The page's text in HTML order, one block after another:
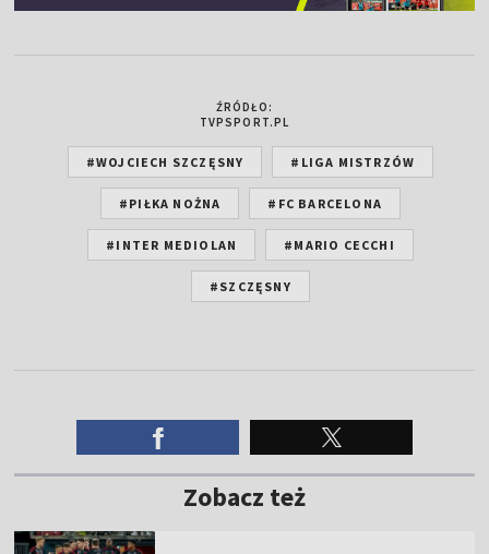
ŹRÓDŁO:
TVPSPORT.PL
#WOJCIECH SZCZĘSNY #LIGA MISTRZÓW
#PIŁKA NOŻNA #FC BARCELONA
#INTER MEDIOLAN #MARIO CECCHI
#SZCZĘSNY
Zobacz też